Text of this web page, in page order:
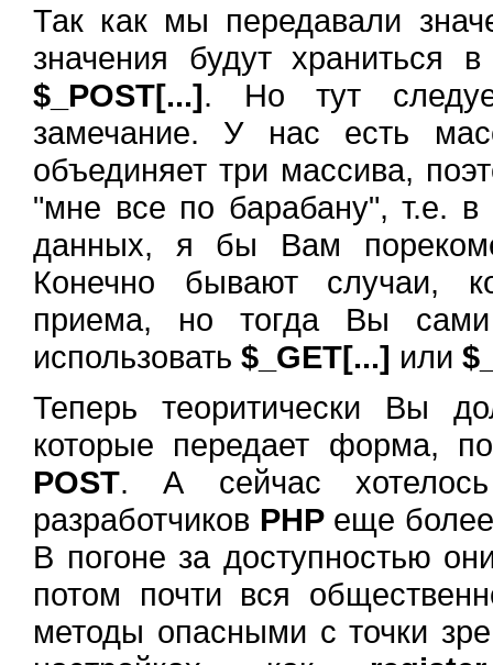
Так как мы передавали
значения будут храниться
$_POST[...]. Но тут
замечание. У нас есть
объединяет три массива,
"мне все по барабану", т.е. в
данных, я бы Вам
Конечно бывают случаи,
приема, но тогда Вы
использовать $_GET[...] или
Теперь теоритически Вы
которые передает форма,
POST. А сейчас
разработчиков PHPеще более
В погоне за доступностью
потом почти вся
методы опасными с точки